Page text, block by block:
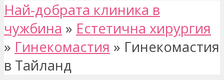
Най-добрата клиника в
чужбина » Естетична хирургия
» Гинекомастия » Гинекомастия
в Тайланд